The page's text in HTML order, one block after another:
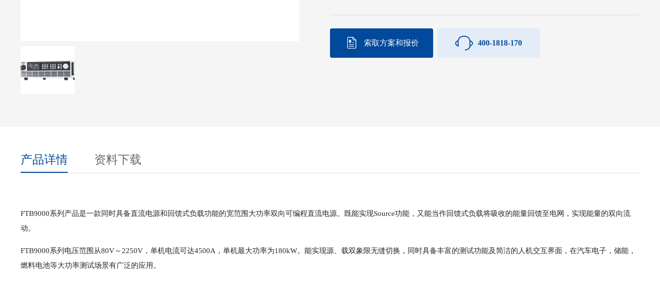
索取方案和报价 400-1818-170
产品详情 资料下载
FTB9000系列产品是一款同时具备直流电源和回馈式负载功能的宽范围大功率双向可编程直流电源。既能实现Source功能，又能当作回馈式负载将吸收的能量回馈至电网，实现能量的双向流
动。
FTB9000系列电压范围从80V～2250V，单机电流可达4500A，单机最大功率为180kW。能实现源、载双象限无缝切换，同时具备丰富的测试功能及简洁的人机交互界面，在汽车电子，储能，
燃料电池等大功率测试场景有广泛的应用。